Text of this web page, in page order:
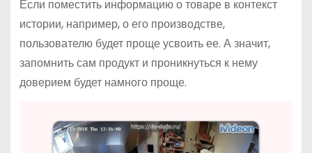
Если поместить информацию о товаре в контекст
истории, например, о его производстве,
пользователю будет проще усвоить ее. А значит,
запомнить сам продукт и проникнуться к нему
доверием будет намного проще.